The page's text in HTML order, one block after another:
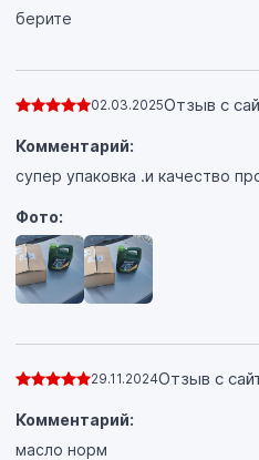
берите
02.03.2025Отзыв с
Комментарий:
супер упаковка .и качество
Фото:
29.11.2024Отзыв с
Комментарий:
масло норм